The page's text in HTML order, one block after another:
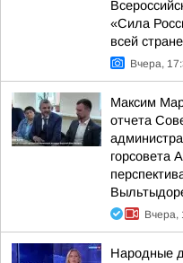
«Сила
всей
Вчера,
Максим
отчета
горсовета
Вчера,
Народные